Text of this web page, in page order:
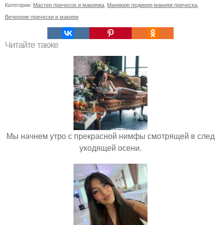
Категории: Мастер причесок и макияжа, Маникюр педикюр макияж прическа,
Вечерние прически и макияж
Читайте также
Мы начнем утро с прекрасной нимфы смотрящей в след
уходящей осени.